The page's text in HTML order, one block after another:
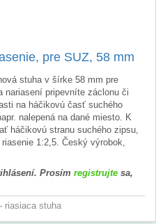
pre SUZ, 58 mm
stuha v šírke 58 mm pre
pripevníte záclonu či
na háčikovú časť suchého
nalepená na dané miesto. K
háčikovú stranu suchého zipsu,
1:2,5. Český výrobok,
Prosím registrujte sa,
riasiaca stuha